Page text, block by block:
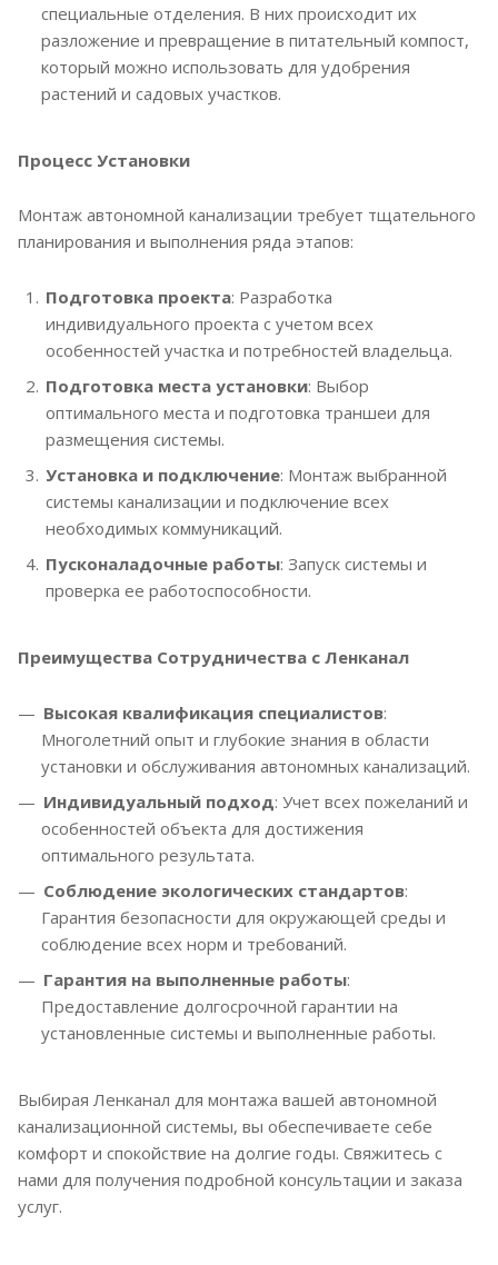
специальные отделения. В них происходит их
разложение и превращение в питательный компост,
который можно использовать для удобрения
растений и садовых участков.
Процесс Установки
Монтаж автономной канализации требует тщательного
планирования и выполнения ряда этапов:
Подготовка проекта: Разработка
индивидуального проекта с учетом всех
особенностей участка и потребностей владельца.
Подготовка места установки: Выбор
оптимального места и подготовка траншеи для
размещения системы.
Установка и подключение: Монтаж выбранной
системы канализации и подключение всех
необходимых коммуникаций.
Пусконаладочные работы: Запуск системы и
проверка ее работоспособности.
Преимущества Сотрудничества с Ленканал
Высокая квалификация специалистов:
Многолетний опыт и глубокие знания в области
установки и обслуживания автономных канализаций.
Индивидуальный подход: Учет всех пожеланий и
особенностей объекта для достижения
оптимального результата.
Соблюдение экологических стандартов:
Гарантия безопасности для окружающей среды и
соблюдение всех норм и требований.
Гарантия на выполненные работы:
Предоставление долгосрочной гарантии на
установленные системы и выполненные работы.
Выбирая Ленканал для монтажа вашей автономной
канализационной системы, вы обеспечиваете себе
комфорт и спокойствие на долгие годы. Свяжитесь с
нами для получения подробной консультации и заказа
услуг.